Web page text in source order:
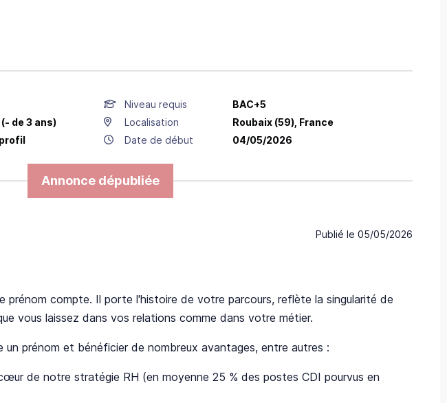
Niveau requis
BAC+5
de 3 ans) Localisation Roubaix (59), France
Date de début 04/05/2026
Annonce dépubliée
Publié le 05/05/2026
prénom compte. Il porte l'histoire de votre parcours, reflète la singularité de
vous laissez dans vos relations comme dans votre métier.
prénom et bénéficier de nombreux avantages, entre autres :
de notre stratégie RH (en moyenne 25 % des postes CDI pourvus en